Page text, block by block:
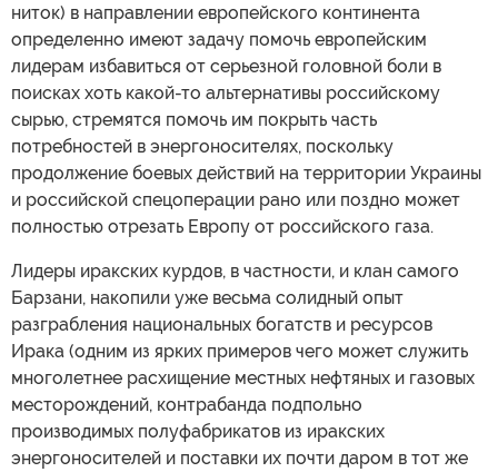
ниток) в направлении европейского континента
определенно имеют задачу помочь европейским
лидерам избавиться от серьезной головной боли в
поисках хоть какой-то альтернативы российскому
сырью, стремятся помочь им покрыть часть
потребностей в энергоносителях, поскольку
продолжение боевых действий на территории Украины
и российской спецоперации рано или поздно может
полностью отрезать Европу от российского газа.
Лидеры иракских курдов, в частности, и клан самого
Барзани, накопили уже весьма солидный опыт
разграбления национальных богатств и ресурсов
Ирака (одним из ярких примеров чего может служить
многолетнее расхищение местных нефтяных и газовых
месторождений, контрабанда подпольно
производимых полуфабрикатов из иракских
энергоносителей и поставки их почти даром в тот же